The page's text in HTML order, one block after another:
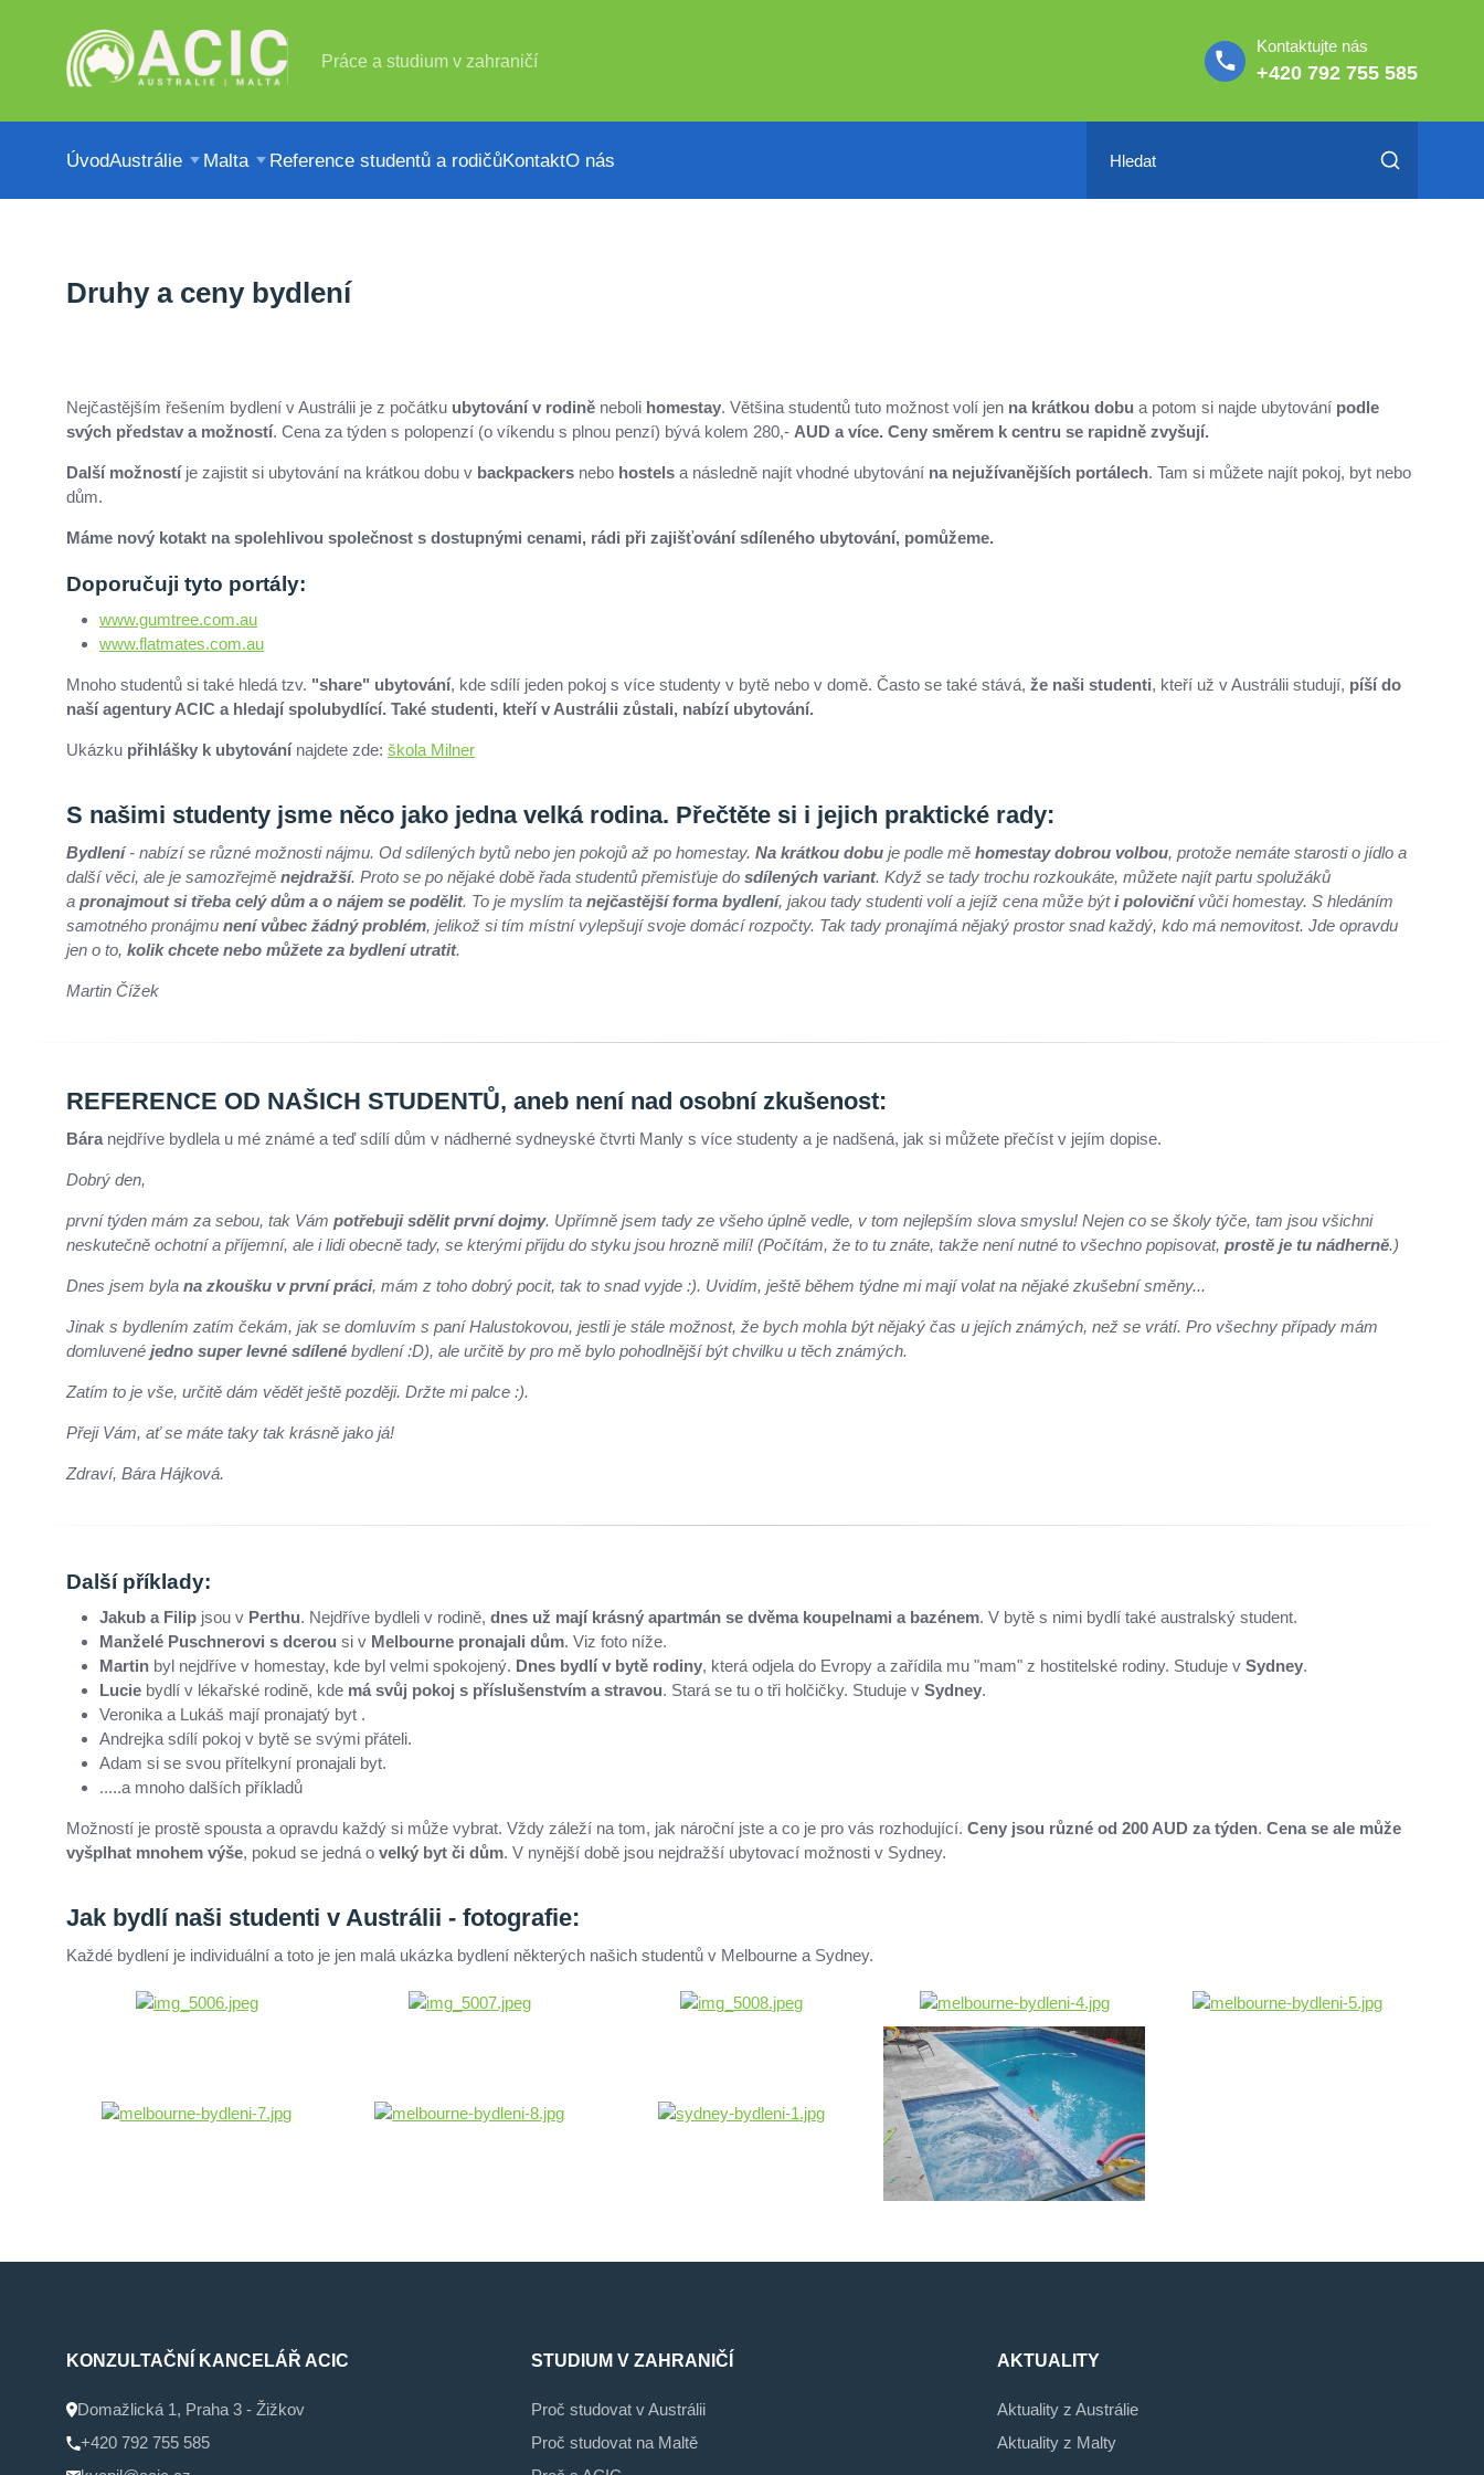
Práce a studium v zahraničí
Kontaktujte nás
+420 792 755 585
ÚvodAustrálie Malta Reference studentů a rodičůKontaktO nás
Druhy a ceny bydlení
Nejčastějším řešením bydlení v Austrálii je z počátku ubytování v rodině neboli homestay. Většina studentů tuto možnost volí jen na krátkou dobu a potom si najde ubytování podle
svých představ a možností. Cena za týden s polopenzí (o víkendu s plnou penzí) bývá kolem 280,- AUD a více. Ceny směrem k centru se rapidně zvyšují.
Další možnostíje zajistit si ubytování na krátkou dobu v backpackers nebo hostels a následně najít vhodné ubytování na nejužívanějších portálech. Tam si můžete najít pokoj, byt nebo
dům.
Máme nový kotakt na spolehlivou společnost s dostupnými cenami, rádi při zajišťování sdíleného ubytování, pomůžeme.
Doporučuji tyto portály:
www.gumtree.com.au
www.flatmates.com.au
Mnoho studentů si také hledá tzv. "share" ubytování, kde sdílí jeden pokoj s více studenty v bytě nebo v domě. Často se také stává, že naši studenti, kteří už v Austrálii studují, píší do
naší agentury ACIC a hledají spolubydlící. Také studenti, kteří v Austrálii zůstali, nabízí ubytování.
Ukázku přihlášky k ubytovánínajdete zde: škola Milner
S našimi studenty jsme něco jako jedna velká rodina. Přečtěte si i jejich praktické rady:
Bydlení- nabízí se různé možnosti nájmu. Od sdílených bytů nebo jen pokojů až po homestay. Na krátkou dobu je podle mě homestay dobrou volbou, protože nemáte starosti o jídlo a
další věci, ale je samozřejmě nejdražší. Proto se po nějaké době řada studentů přemisťuje do sdílených variant. Když se tady trochu rozkoukáte, můžete najít partu spolužáků
a pronajmout si třeba celý dům a o nájem se podělit. To je myslím ta nejčastější forma bydlení, jakou tady studenti volí a jejíž cena může býti polovičnívůči homestay. S hledáním
samotného pronájmu není vůbec žádný problém, jelikož si tím místní vylepšují svoje domácí rozpočty. Tak tady pronajímá nějaký prostor snad každý, kdo má nemovitost. Jde opravdu
jen o to, kolik chcete nebo můžete za bydlení utratit.
Martin Čížek
REFERENCE OD NAŠICH STUDENTŮ, aneb není nad osobní zkušenost:
Bára nejdříve bydlela u mé známé a teď sdílí dům v nádherné sydneyské čtvrti Manly s více studenty a je nadšená, jak si můžete přečíst v jejím dopise.
Dobrý den,
první týden mám za sebou, tak Vám potřebuji sdělit první dojmy. Upřímně jsem tady ze všeho úplně vedle, v tom nejlepším slova smyslu! Nejen co se školy týče, tam jsou všichni
neskutečně ochotní a příjemní, ale i lidi obecně tady, se kterými přijdu do styku jsou hrozně milí! (Počítám, že to tu znáte, takže není nutné to všechno popisovat, prostě je tu nádherně.)
Dnes jsem byla na zkoušku v první práci, mám z toho dobrý pocit, tak to snad vyjde :). Uvidím, ještě během týdne mi mají volat na nějaké zkušební směny...
Jinak s bydlením zatím čekám, jak se domluvím s paní Halustokovou, jestli je stále možnost, že bych mohla být nějaký čas u jejích známých, než se vrátí. Pro všechny případy mám
domluvené jedno super levné sdílené bydlení :D), ale určitě by pro mě bylo pohodlnější být chvilku u těch známých.
Zatím to je vše, určitě dám vědět ještě později. Držte mi palce :).
Přeji Vám, ať se máte taky tak krásně jako já!
Zdraví, Bára Hájková.
Další příklady:
Jakub a Filip jsou v Perthu. Nejdříve bydleli v rodině, dnes už mají krásný apartmán se dvěma koupelnami a bazénem. V bytě s nimi bydlí také australský student.
Manželé Puschnerovi s dcerou si v Melbourne pronajali dům. Viz foto níže.
Martin byl nejdříve v homestay, kde byl velmi spokojený. Dnes bydlí v bytě rodiny, která odjela do Evropy a zařídila mu "mam" z hostitelské rodiny. Studuje v Sydney.
Lucie bydlí v lékařské rodině, kde má svůj pokoj s příslušenstvím a stravou. Stará se tu o tři holčičky. Studuje v Sydney.
Veronika a Lukáš mají pronajatý byt .
Andrejka sdílí pokoj v bytě se svými přáteli.
Adam si se svou přítelkyní pronajali byt.
.....a mnoho dalších příkladů
Možností je prostě spousta a opravdu každý si může vybrat. Vždy záleží na tom, jak nároční jste a co je pro vás rozhodující. Ceny jsou různé od 200 AUD za týden. Cena se ale může
vyšplhat mnohem výše, pokud se jedná o velký byt či dům. V nynější době jsou nejdražší ubytovací možnosti v Sydney.
Jak bydlí naši studenti v Austrálii - fotografie:
Každé bydlení je individuální a toto je jen malá ukázka bydlení některých našich studentů v Melbourne a Sydney.
KONZULTAČNÍ KANCELÁŘ ACIC
Domažlická 1, Praha 3 - Žižkov
+420 792 755 585
STUDIUM V ZAHRANIČÍ
Proč studovat v Austrálii
Proč studovat na Maltě
AKTUALITY
Aktuality z Austrálie
Aktuality z Malty